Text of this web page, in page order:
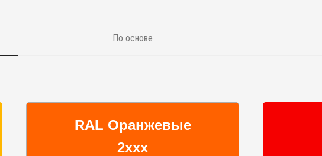
По основе
RAL Оранжевые
2ххх